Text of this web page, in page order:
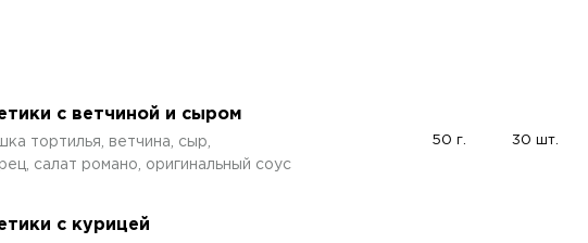
с ветчиной и сыром
тортилья, ветчина, сыр,
салат романо, оригинальный соус
50 г. 30 шт.
с курицей